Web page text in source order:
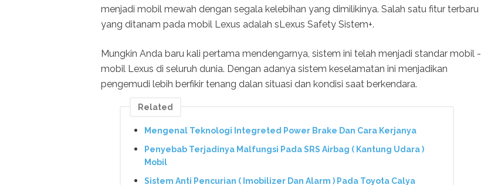
menjadi mobil mewah dengan segala kelebihan yang dimilikinya. Salah satu fitur terbaru
yang ditanam pada mobil Lexus adalah sLexus Safety Sistem+.
Mungkin Anda baru kali pertama mendengarnya, sistem ini telah menjadi standar mobil -
mobil Lexus di seluruh dunia. Dengan adanya sistem keselamatan ini menjadikan
pengemudi lebih berfikir tenang dalan situasi dan kondisi saat berkendara.
Related
Mengenal Teknologi Integreted Power Brake Dan Cara Kerjanya
Penyebab Terjadinya Malfungsi Pada SRS Airbag ( Kantung Udara )
Mobil
Sistem Anti Pencurian ( Imobilizer Dan Alarm ) Pada Toyota Calya